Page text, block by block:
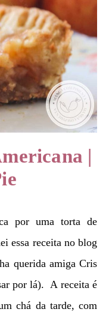
|
essa receita no blog
querida amiga Cris
por lá). A receita é
chá da tarde, com